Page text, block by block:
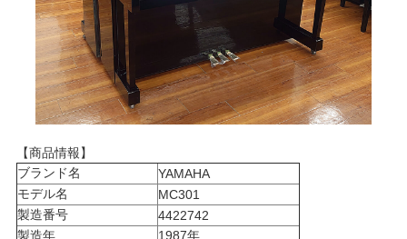
【商品情報】
ブランド名
YAMAHA
モデル名
MC301
製造番号
4422742
製造年
1987年